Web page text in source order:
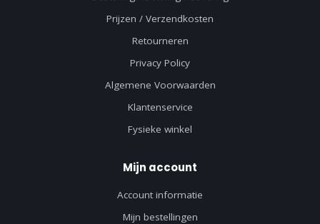
Prijzen / Verzendkosten
Retourneren
Privacy Policy
Algemene Voorwaarden
Klantenservice
Fysieke winkel
Mijn account
Account informatie
Mijn bestellingen